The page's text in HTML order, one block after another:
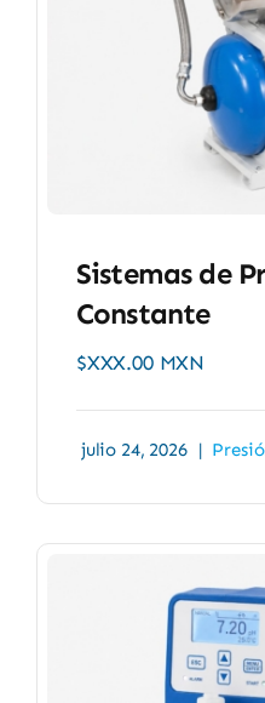
Sistemas de
Constante
$XXX.00 MXN
julio 24, 2026 |